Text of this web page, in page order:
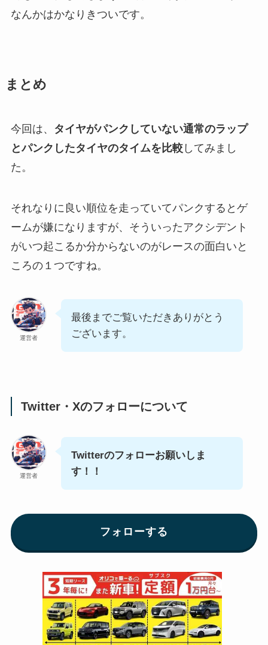
なんかはかなりきついです。
まとめ
今回は、
タイヤがパンクしていない通常のラップ
とパンクしたタイヤのタイムを比較してみまし
た。
それなりに良い順位を走っていてパンクするとゲ
ームが嫌になりますが、そういったアクシデント
がいつ起こるか分からないのがレースの面白いと
ころの１つですね。
運営者
最後までご覧いただきありがとう
ございます。
Twitter・Xのフォローについて
運営者
Twitterのフォローお願いしま
す！！
フォローする